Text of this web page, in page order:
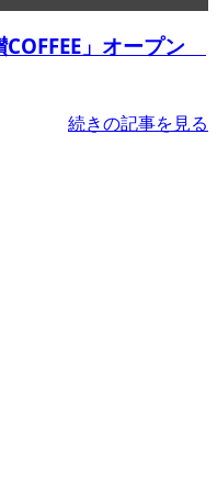
」オープン
続きの記事を見る